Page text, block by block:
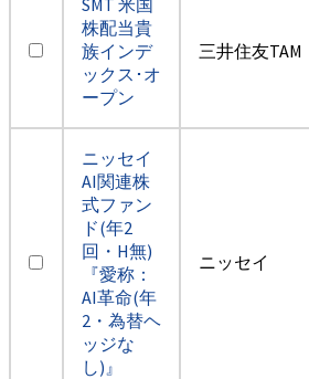
株配当貴
族インデ
ックス･オ
ープン
三井住友TAM
ニッセイ
AI関連株
式ファン
ド(年2
回・H無)
『愛称：
AI革命(年
2・為替ヘ
ッジな
し)』
ニッセイ